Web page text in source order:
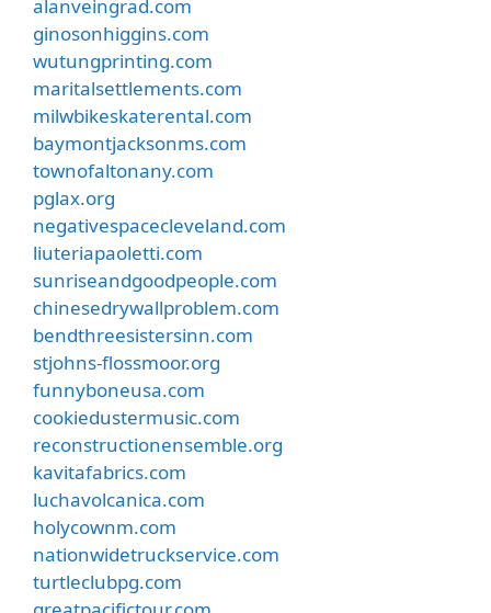
alanveingrad.com
ginosonhiggins.com
wutungprinting.com
maritalsettlements.com
milwbikeskaterental.com
baymontjacksonms.com
townofaltonany.com
pglax.org
negativespacecleveland.com
liuteriapaoletti.com
sunriseandgoodpeople.com
chinesedrywallproblem.com
bendthreesistersinn.com
stjohns-flossmoor.org
funnyboneusa.com
cookiedustermusic.com
reconstructionensemble.org
kavitafabrics.com
luchavolcanica.com
holycownm.com
nationwidetruckservice.com
turtleclubpg.com